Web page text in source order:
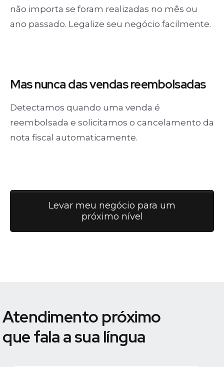
não importa se foram realizadas no mês ou
ano passado. Legalize seu negócio facilmente.
Mas nuncadas vendasreembolsadas
Detectamos quando uma venda é
reembolsada e solicitamos o cancelamento da
nota fiscal automaticamente.
Levar meu negócio para um
próximo nível
Atendimento próximo
que fala a sua língua